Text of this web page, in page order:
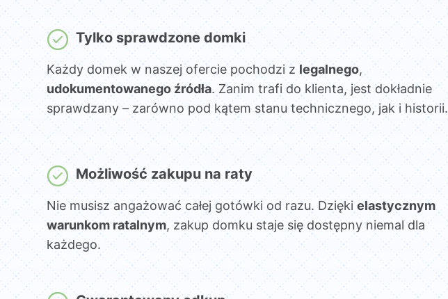
Tylko sprawdzone domki
Każdy domek w naszej ofercie pochodzi zlegalnego,
udokumentowanego źródła. Zanim trafi do klienta, jest dokładnie
sprawdzany – zarówno pod kątem stanu technicznego, jak i historii.
Możliwość zakupu na raty
Nie musisz angażować całej gotówki od razu. Dziękielastycznym
warunkom ratalnym, zakup domku staje się dostępny niemal dla
każdego.